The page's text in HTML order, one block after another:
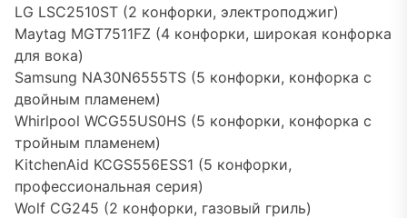
LG LSC2510ST (2 конфорки, электроподжиг)
Maytag MGT7511FZ (4 конфорки, широкая конфорка
для вока)
Samsung NA30N6555TS (5 конфорки, конфорка с
двойным пламенем)
Whirlpool WCG55US0HS (5 конфорки, конфорка с
тройным пламенем)
KitchenAid KCGS556ESS1 (5 конфорки,
профессиональная серия)
Wolf CG245 (2 конфорки, газовый гриль)